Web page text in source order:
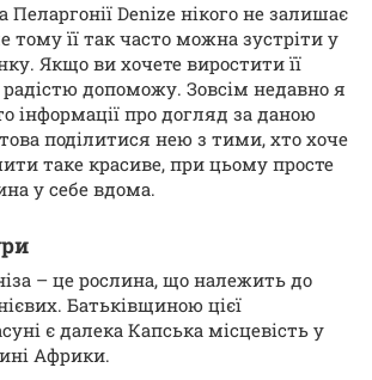
Denize нікого не залишає
її так часто можна зустріти у
Якщо ви хочете виростити її
радістю допоможу. Зовсім недавно я
інформації про догляд за даною
поділитися нею з тими, хто хоче
таке красиве, при цьому просте
у себе вдома.
– це рослина, що належить до
Батьківщиною цієї
є далека Капська місцевість у
Африки.